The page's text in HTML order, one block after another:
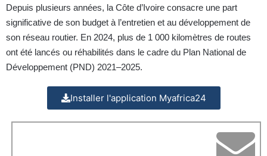
Depuis plusieurs années, la Côte d’Ivoire consacre une part
significative de son budget à l’entretien et au développement de
son réseau routier. En 2024, plus de 1 000 kilomètres de routes
ont été lancés ou réhabilités dans le cadre du Plan National de
Développement (PND) 2021–2025.
Installer l'application Myafrica24